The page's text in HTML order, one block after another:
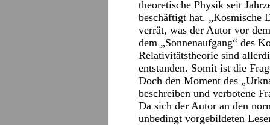
theoretische Physik seit
beschäftigt hat. „Kosmische
verrät, was der Autor vor
dem „Sonnenaufgang“ des
Relativitätstheorie sind
entstanden. Somit ist die
Doch den Moment des
beschreiben und verbotene
Da sich der Autor an den
unbedingt vorgebildeten